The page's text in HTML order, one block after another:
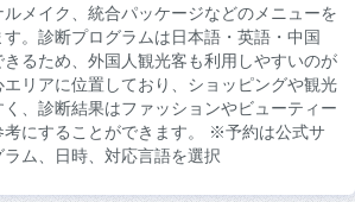
メイク、統合パッケージなどのメニューを
。診断プログラムは日本語・英語・中国
るため、外国人観光客も利用しやすいのが
リアに位置しており、ショッピングや観光
、診断結果はファッションやビューティー
考にすることができます。 ※予約は公式サ
ム、日時、対応言語を選択